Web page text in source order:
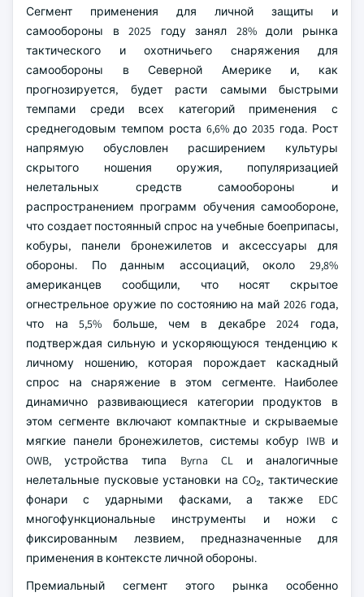
Сегмент применения для личной защиты и
самообороны в 2025 году занял 28% доли рынка
тактического и охотничьего снаряжения для
самообороны в Северной Америке и, как
прогнозируется, будет расти самыми быстрыми
темпами среди всех категорий применения с
среднегодовым темпом роста 6,6% до 2035 года. Рост
напрямую обусловлен расширением культуры
скрытого ношения оружия, популяризацией
нелетальных средств самообороны и
распространением программ обучения самообороне,
что создает постоянный спрос на учебные боеприпасы,
кобуры, панели бронежилетов и аксессуары для
обороны. По данным ассоциаций, около 29,8%
американцев сообщили, что носят скрытое
огнестрельное оружие по состоянию на май 2026 года,
что на 5,5% больше, чем в декабре 2024 года,
подтверждая сильную и ускоряющуюся тенденцию к
личному ношению, которая порождает каскадный
спрос на снаряжение в этом сегменте. Наиболее
динамично развивающиеся категории продуктов в
этом сегменте включают компактные и скрываемые
мягкие панели бронежилетов, системы кобур IWB и
OWB, устройства типа Byrna CL и аналогичные
нелетальные пусковые установки на CO₂, тактические
фонари с ударными фасками, а также EDC
многофункциональные инструменты и ножи с
фиксированным лезвием, предназначенные для
применения в контексте личной обороны.
Премиальный сегмент этого рынка особенно